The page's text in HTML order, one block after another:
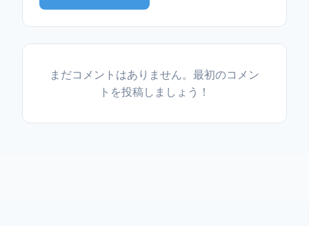
まだコメントはありません。最初のコメン
トを投稿しましょう！